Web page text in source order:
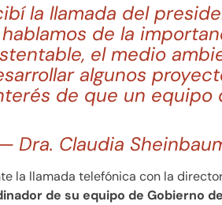
la llamada del
hablamos de la
el medio
algunos
de que un equipo
Dra. Claudia
la llamada telefónica con la
de su equipo de Gobierno